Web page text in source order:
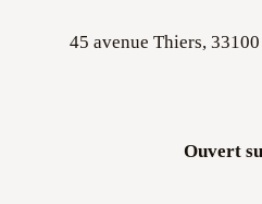
45 avenue Thiers,
Ouvert